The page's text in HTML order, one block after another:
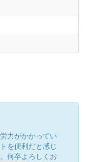
力がかかってい
を便利だと感じ
何卒よろしくお